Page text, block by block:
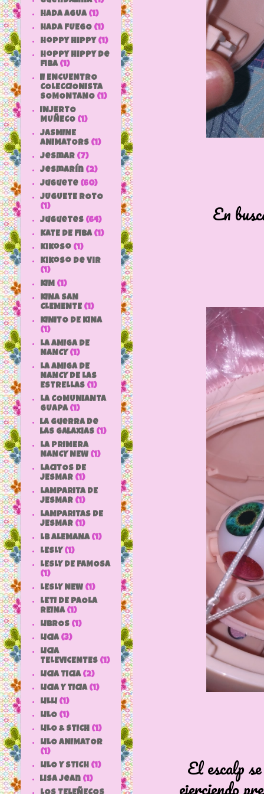
En busca de
El escalp
HADA AGUA (1)
HADA FUEGO (1)
hoppy hippy (1)
hoppy hippy de
fiba (1)
II ENCUENTRO
COLECCIONISTA
SOMONTANO (1)
INJERTO
MUÑECO (1)
JASMINE
ANIMATORS (1)
jesmar (7)
jesmarín (2)
juguete (60)
JUGUETE ROTO
(1)
Juguetes (64)
KATE DE FIBA (1)
Kikoso (1)
Kikoso de Vir
(1)
KIM (1)
KINA SAN
CLEMENTE (1)
KINITO DE KINA
(1)
LA AMIGA DE
NANCY (1)
LA AMIGA DE
NANCY DE LAS
ESTRELLAS (1)
LA COMUNIANTA
GUAPA (1)
la guerra de
las galaxias (1)
LA PRIMERA
NANCY NEW (1)
LACITOS DE
JESMAR (1)
LAMPARITA DE
JESMAR (1)
LAMPARITAS DE
JESMAR (1)
LB ALEMANA (1)
LESLY (1)
LESLY DE FAMOSA
(1)
LESLY NEW (1)
LETI DE PAOLA
REINA (1)
LIBROS (1)
LICIA (3)
LICIA
TELEVICENTES (1)
LICIA TICIA (2)
LICIA Y TICIA (1)
LILLI (1)
LILO (1)
LILO & STICH (1)
LILO ANIMATOR
(1)
LILO Y STICH (1)
lisa jean (1)